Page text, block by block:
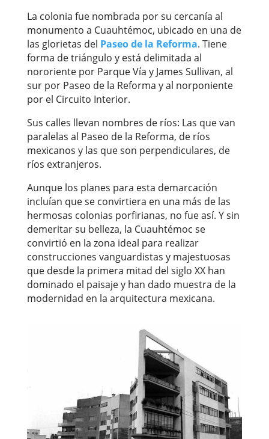
La colonia fue nombrada por su cercanía al
monumento a Cuauhtémoc, ubicado en una de
las glorietas del Paseo de la Reforma. Tiene
forma de triángulo y está delimitada al
nororiente por Parque Vía y James Sullivan, al
sur por Paseo de la Reforma y al norponiente
por el Circuito Interior.
Sus calles llevan nombres de ríos: Las que van
paralelas al Paseo de la Reforma, de ríos
mexicanos y las que son perpendiculares, de
ríos extranjeros.
Aunque los planes para esta demarcación
incluían que se convirtiera en una más de las
hermosas colonias porfirianas, no fue así. Y sin
demeritar su belleza, la Cuauhtémoc se
convirtió en la zona ideal para realizar
construcciones vanguardistas y majestuosas
que desde la primera mitad del siglo XX han
dominado el paisaje y han dado muestra de la
modernidad en la arquitectura mexicana.